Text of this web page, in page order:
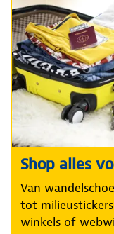
Shop alles
Van
tot
winkels of